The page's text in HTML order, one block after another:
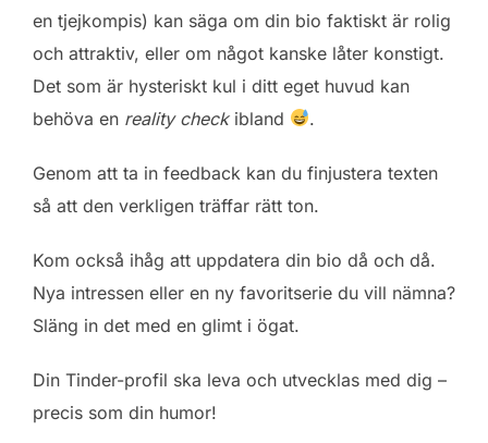
en tjejkompis) kan säga om din bio faktiskt är rolig
och attraktiv, eller om något kanske låter konstigt.
Det som är hysteriskt kul i ditt eget huvud kan
behöva en reality checkibland .
Genom att ta in feedback kan du finjustera texten
så att den verkligen träffar rätt ton.
Kom också ihåg att uppdatera din bio då och då.
Nya intressen eller en ny favoritserie du vill nämna?
Släng in det med en glimt i ögat.
Din Tinder-profil ska leva och utvecklas med dig –
precis som din humor!